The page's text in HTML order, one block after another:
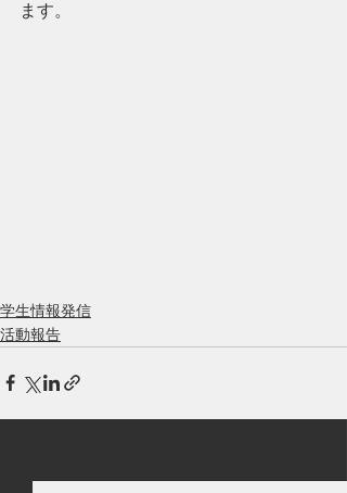
ます。
学生情報発信
活動報告